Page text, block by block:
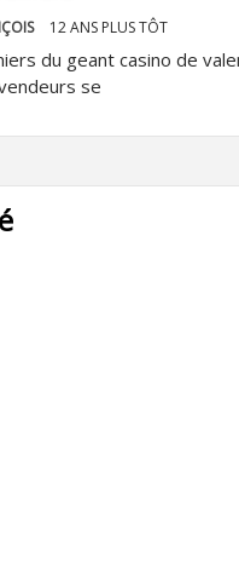
12 ANS PLUS TÔT
du geant casino de
se